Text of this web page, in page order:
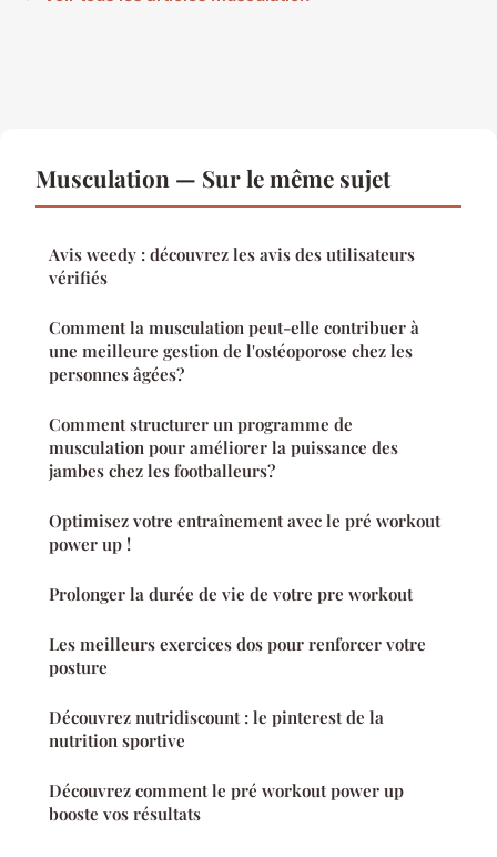
Musculation — Sur le même sujet
Avis weedy : découvrez les avis des utilisateurs
vérifiés
Comment la musculation peut-elle contribuer à
une meilleure gestion de l'ostéoporose chez les
personnes âgées?
Comment structurer un programme de
musculation pour améliorer la puissance des
jambes chez les footballeurs?
Optimisez votre entraînement avec le pré workout
power up !
Prolonger la durée de vie de votre pre workout
Les meilleurs exercices dos pour renforcer votre
posture
Découvrez nutridiscount : le pinterest de la
nutrition sportive
Découvrez comment le pré workout power up
booste vos résultats